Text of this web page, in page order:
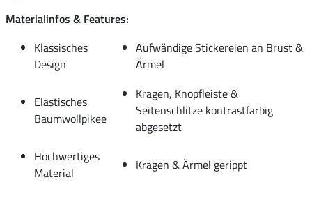
Materialinfos & Features:
Klassisches
Design
Aufwändige Stickereien an Brust &
Ärmel
Elastisches
Baumwollpikee
Kragen, Knopfleiste &
Seitenschlitze kontrastfarbig
abgesetzt
Hochwertiges
Material
Kragen & Ärmel gerippt